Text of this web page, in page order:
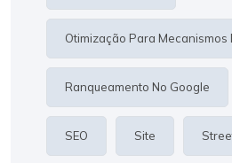
Otimização Para Mecanismos
Ranqueamento No Google
SEO Site